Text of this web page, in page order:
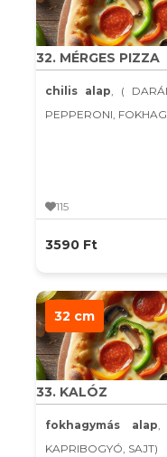
32. MÉRGES PIZZA
chilis alap, (
PEPPERONI,
115
3590 Ft
32 cm
33. KALÓZ
fokhagymás alap,
KAPRIBOGYÓ, SAJT)